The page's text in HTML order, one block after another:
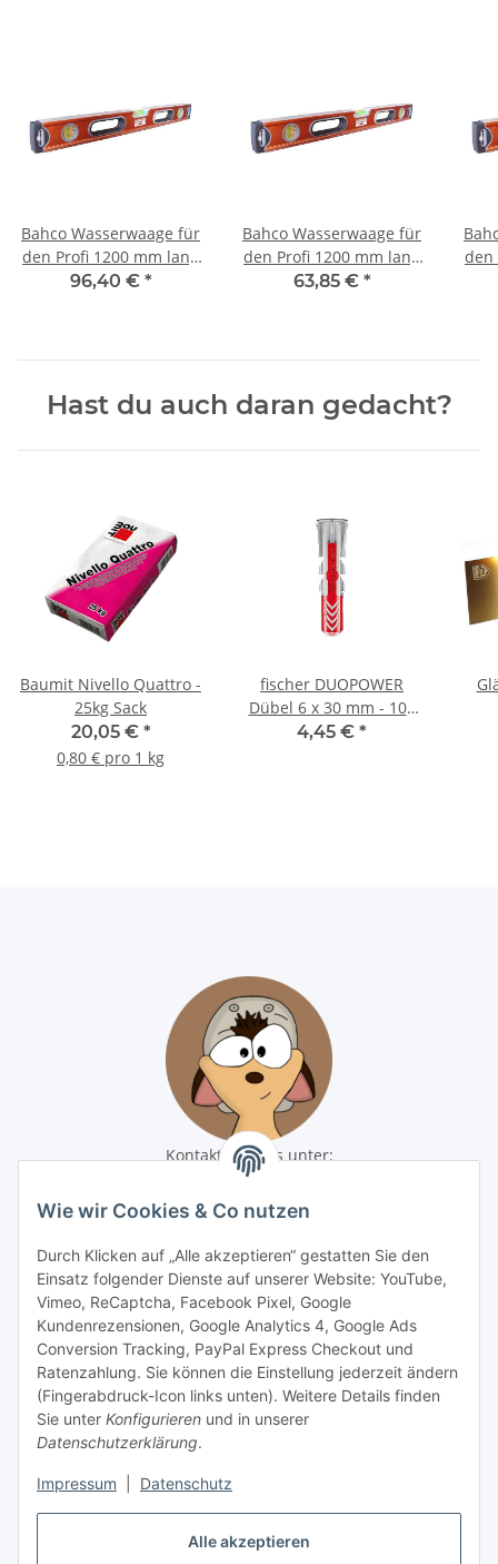
Alle akzeptieren
Wie wir Cookies & Co nutzen
Durch Klicken auf „Alle akzeptieren“ gestatten Sie den
Einsatz folgender Dienste auf unserer Website: YouTube,
Vimeo, ReCaptcha, Facebook Pixel, Google
Kundenrezensionen, Google Analytics 4, Google Ads
Conversion Tracking, PayPal Express Checkout und
Ratenzahlung. Sie können die Einstellung jederzeit ändern
(Fingerabdruck-Icon links unten). Weitere Details finden
Sie unter Konfigurieren und in unserer
Datenschutzerklärung.
Impressum Datenschutz
Bahco Wasserwaage für
den Profi 1200 mm lang
- magnetisch - mit 3
96,40 € *
Bahco Wasserwaage für
den Profi 1200 mm lang
mit 3 Libellen
63,85 € *
den
Hast du auch daran gedacht?
Baumit Nivello Quattro -
25kg Sack
20,05 € *
0,80 € pro 1 kg
fischer DUOPOWER
Dübel 6 x 30 mm - 100
Stück
4,45 € *
Kontaktiere uns unter:
shop@baunativ.de
+49 3435 66699899
Gesetzliche Informationen
Zahlungsmöglichkeiten